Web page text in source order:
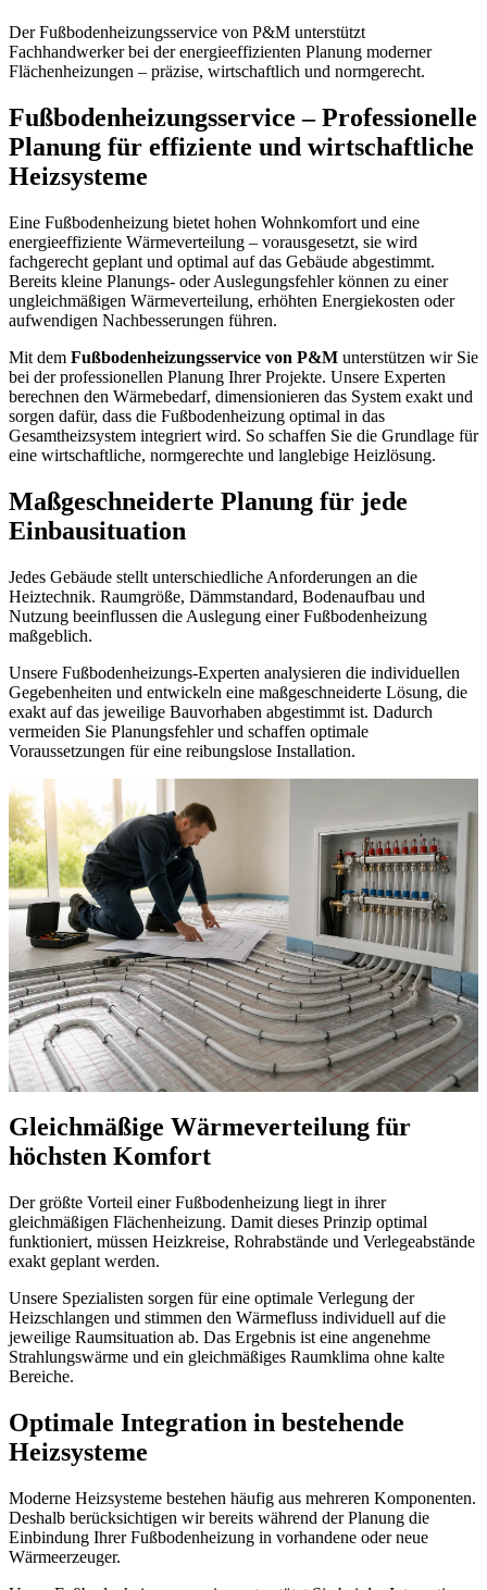
Der Fußbodenheizungsservice von P&M unterstützt
Fachhandwerker bei der energieeffizienten Planung moderner
Flächenheizungen – präzise, wirtschaftlich und normgerecht.
Fußbodenheizungsservice – Professionelle
Planung für effiziente und wirtschaftliche
Heizsysteme
Eine Fußbodenheizung bietet hohen Wohnkomfort und eine
energieeffiziente Wärmeverteilung – vorausgesetzt, sie wird
fachgerecht geplant und optimal auf das Gebäude abgestimmt.
Bereits kleine Planungs- oder Auslegungsfehler können zu einer
ungleichmäßigen Wärmeverteilung, erhöhten Energiekosten oder
aufwendigen Nachbesserungen führen.
Mit dem Fußbodenheizungsservice von P&M unterstützen wir Sie
bei der professionellen Planung Ihrer Projekte. Unsere Experten
berechnen den Wärmebedarf, dimensionieren das System exakt und
sorgen dafür, dass die Fußbodenheizung optimal in das
Gesamtheizsystem integriert wird. So schaffen Sie die Grundlage für
eine wirtschaftliche, normgerechte und langlebige Heizlösung.
Maßgeschneiderte Planung für jede
Einbausituation
Jedes Gebäude stellt unterschiedliche Anforderungen an die
Heiztechnik. Raumgröße, Dämmstandard, Bodenaufbau und
Nutzung beeinflussen die Auslegung einer Fußbodenheizung
maßgeblich.
Unsere Fußbodenheizungs-Experten analysieren die individuellen
Gegebenheiten und entwickeln eine maßgeschneiderte Lösung, die
exakt auf das jeweilige Bauvorhaben abgestimmt ist. Dadurch
vermeiden Sie Planungsfehler und schaffen optimale
Voraussetzungen für eine reibungslose Installation.
Gleichmäßige Wärmeverteilung für
höchsten Komfort
Der größte Vorteil einer Fußbodenheizung liegt in ihrer
gleichmäßigen Flächenheizung. Damit dieses Prinzip optimal
funktioniert, müssen Heizkreise, Rohrabstände und Verlegeabstände
exakt geplant werden.
Unsere Spezialisten sorgen für eine optimale Verlegung der
Heizschlangen und stimmen den Wärmefluss individuell auf die
jeweilige Raumsituation ab. Das Ergebnis ist eine angenehme
Strahlungswärme und ein gleichmäßiges Raumklima ohne kalte
Bereiche.
Optimale Integration in bestehende
Heizsysteme
Moderne Heizsysteme bestehen häufig aus mehreren Komponenten.
Deshalb berücksichtigen wir bereits während der Planung die
Einbindung Ihrer Fußbodenheizung in vorhandene oder neue
Wärmeerzeuger.